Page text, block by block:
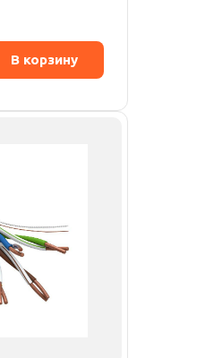
В корзину